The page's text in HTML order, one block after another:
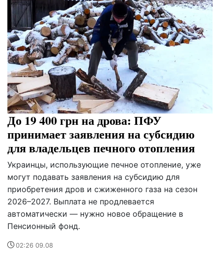
До 19 400 грн на дрова: ПФУ
принимает заявления на субсидию
для владельцев печного отопления
Украинцы, использующие печное отопление, уже
могут подавать заявления на субсидию для
приобретения дров и сжиженного газа на сезон
2026–2027. Выплата не продлевается
автоматически — нужно новое обращение в
Пенсионный фонд.
02:26 09.08